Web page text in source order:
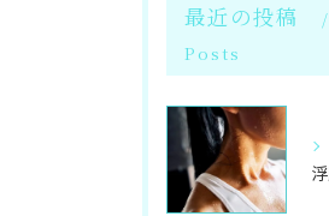
最近の投稿
Posts